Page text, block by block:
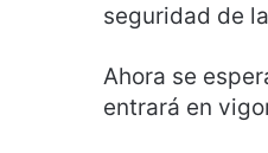
seguridad de
Ahora se
entrará en